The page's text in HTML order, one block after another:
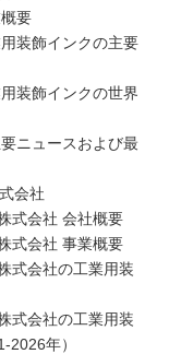
要
装飾インクの主要
装飾インクの世界
ニュースおよび最
会社
式会社 会社概要
式会社 事業概要
式会社の工業用装
式会社の工業用装
2026年）